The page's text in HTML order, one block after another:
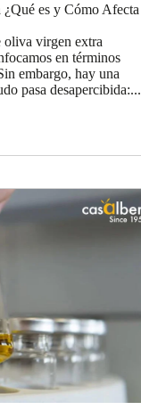
es y Cómo Afecta
oliva virgen extra
en términos
embargo, hay una
pasa desapercibida:...